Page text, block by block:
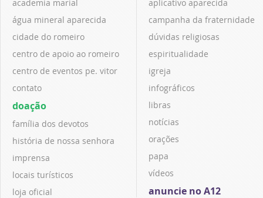
academia marial
água mineral aparecida
cidade do romeiro
centro de apoio ao romeiro
centro de eventos pe. vitor
contato
doação
família dos devotos
história de nossa senhora
imprensa
locais turísticos
loja oficial
aplicativo aparecida
campanha da fraternidade
dúvidas religiosas
espiritualidade
igreja
infográficos
libras
notícias
orações
papa
vídeos
anuncie no A12